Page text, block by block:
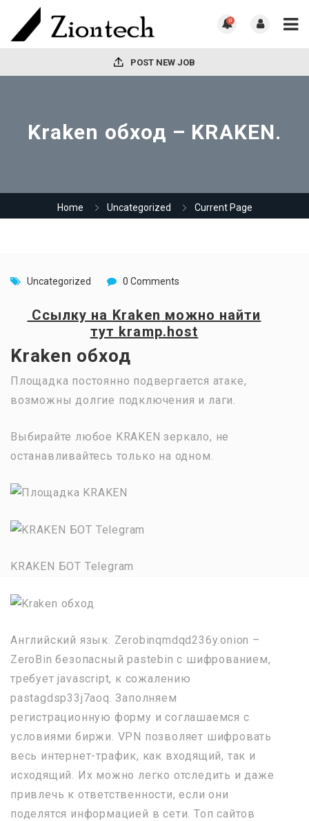
0
POST NEW JOB
Kraken обход – KRAKEN.
Home Uncategorized Current Page
Uncategorized 0 Comments
Ссылку на Kraken можно найти
тут kramp.host
Kraken обход
Площадка постоянно подвергается атаке,
возможны долгие подключения и лаги.
Выбирайте любое KRAKEN зеркало, не
останавливайтесь только на одном.
KRAKEN БОТ Telegram
Английский язык. Zerobinqmdqd236y.onion –
ZeroBin безопасный pastebin с шифрованием,
требует javascript, к сожалению
pastagdsp33j7aoq. Заполняем
регистрационную форму и соглашаемся с
условиями биржи. VPN позволяет шифровать
весь интернет-трафик, как входящий, так и
исходящий. Их можно легко отследить и даже
привлечь к ответственности, если они
поделятся информацией в сети. Топ сайтов